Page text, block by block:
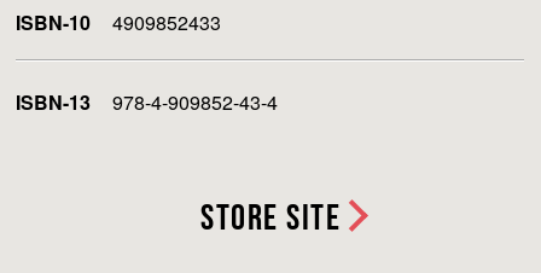
ISBN-10 4909852433
ISBN-13 978-4-909852-43-4
STORE SITE